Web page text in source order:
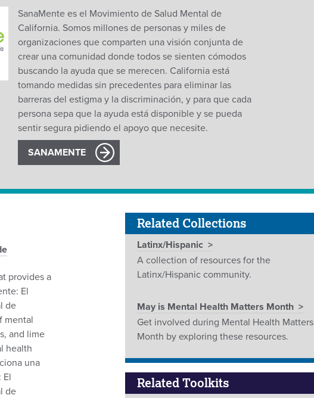
SanaMente es el Movimiento de Salud Mental de
California. Somos millones de personas y miles de
organizaciones que comparten una visión conjunta de
crear una comunidad donde todos se sienten cómodos
buscando la ayuda que se merecen. California está
tomando medidas sin precedentes para eliminar las
barreras del estigma y la discriminación, y para que cada
persona sepa que la ayuda está disponible y se pueda
sentir segura pidiendo el apoyo que necesite.
SANAMENTE
provides a
El
de
mental
and lime
health
una
El
de
Related Collections
Latinx/Hispanic
A collection of resources for the
Latinx/Hispanic community.
May is Mental Health Matters Month
Get involved during Mental Health Matters
Month by exploring these resources.
Related Toolkits